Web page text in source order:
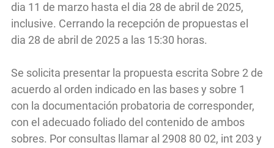
dia 11 de marzo hasta el dia 28 de abril de 2025,
inclusive. Cerrando la recepción de propuestas el
dia 28 de abril de 2025 a las 15:30 horas.
Se solicita presentar la propuesta escrita Sobre 2 de
acuerdo al orden indicado en las bases y sobre 1
con la documentación probatoria de corresponder,
con el adecuado foliado del contenido de ambos
sobres. Por consultas llamar al 2908 80 02, int 203 y